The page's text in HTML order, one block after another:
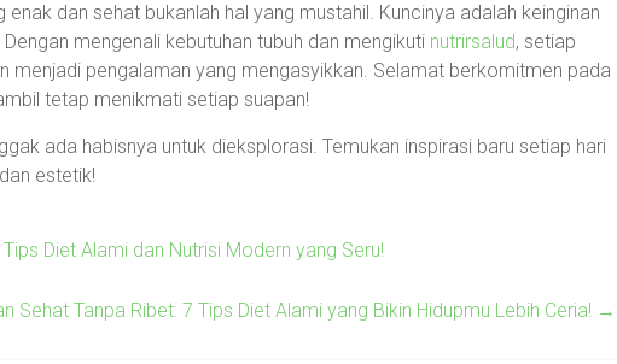
dan sehat bukanlah hal yang mustahil. Kuncinya adalah keinginan
mengenali kebutuhan tubuh dan mengikuti nutrirsalud, setiap
menjadi pengalaman yang mengasyikkan. Selamat berkomitmen pada
tetap menikmati setiap suapan!
ada habisnya untuk dieksplorasi. Temukan inspirasi baru setiap hari
estetik!
Diet Alami dan Nutrisi Modern yang Seru!
Sehat Tanpa Ribet: 7 Tips Diet Alami yang Bikin Hidupmu Lebih Ceria! →